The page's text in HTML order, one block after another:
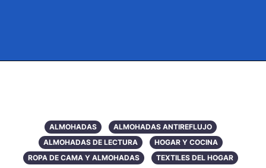
ALMOHADAS
ALMOHADAS ANTIREFLUJO
ALMOHADAS DE LECTURA
HOGAR Y COCINA
ROPA DE CAMA Y ALMOHADAS
TEXTILES DEL HOGAR